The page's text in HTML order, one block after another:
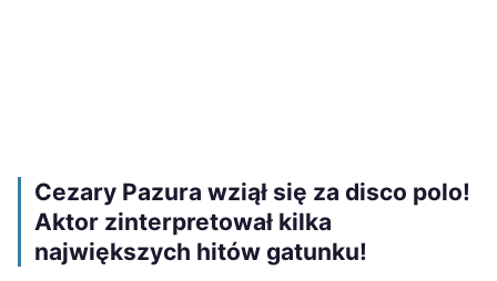
Cezary Pazura wziął się za disco polo!
Aktor zinterpretował kilka
największych hitów gatunku!